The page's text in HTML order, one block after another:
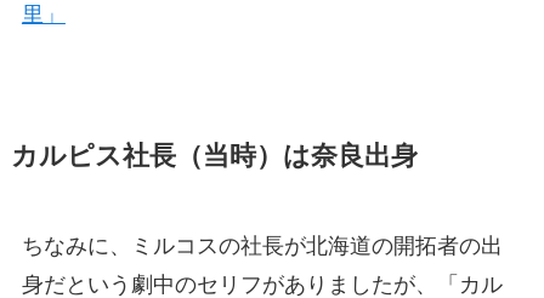
里」
カルピス社長（当時）は奈良出身
ちなみに、ミルコスの社長が北海道の開拓者の出
身だという劇中のセリフがありましたが、「カル